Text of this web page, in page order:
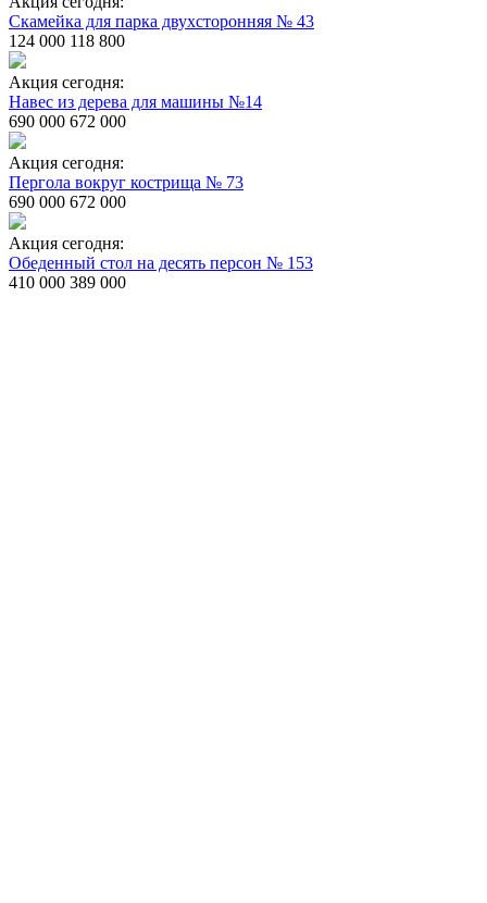
Скамейка для парка двухсторонняя № 43
124 000 118 800
Акция сегодня:
Навес из дерева для машины №14
690 000 672 000
Акция сегодня:
Пергола вокруг кострища № 73
690 000 672 000
Акция сегодня:
Обеденный стол на десять персон № 153
410 000 389 000